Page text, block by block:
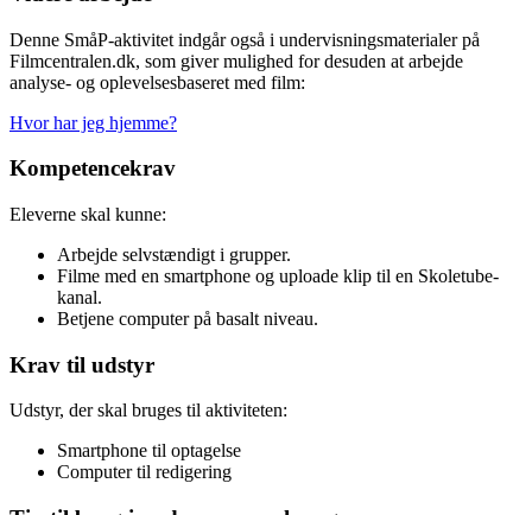
Denne SmåP-aktivitet indgår også i undervisningsmaterialer på
Filmcentralen.dk, som giver mulighed for desuden at arbejde
analyse- og oplevelsesbaseret med film:
Hvor har jeg hjemme?
Kompetencekrav
Eleverne skal kunne:
Arbejde selvstændigt i grupper.
Filme med en smartphone og uploade klip til en Skoletube-
kanal.
Betjene computer på basalt niveau.
Krav til udstyr
Udstyr, der skal bruges til aktiviteten:
Smartphone til optagelse
Computer til redigering